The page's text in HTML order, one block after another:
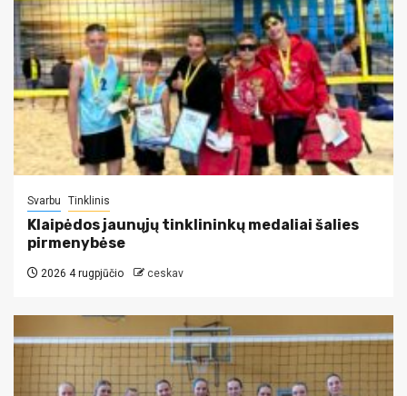
Svarbu Tinklinis
Klaipėdos jaunųjų tinklininkų medaliai šalies
pirmenybėse
2026 4 rugpjūčio ceskav